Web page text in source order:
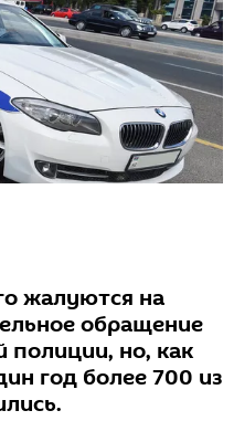
жалуются на
обращение
полиции, но, как
год более 700 из